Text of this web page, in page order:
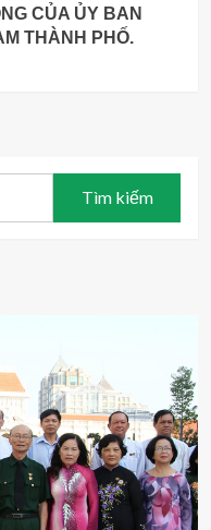
CỦA ỦY BAN
THÀNH PHỐ.